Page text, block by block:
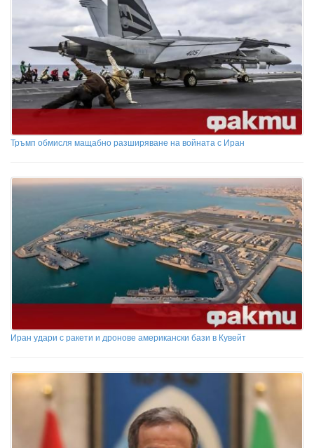
Тръмп обмисля мащабно разширяване на войната с Иран
Иран удари с ракети и дронове американски бази в Кувейт